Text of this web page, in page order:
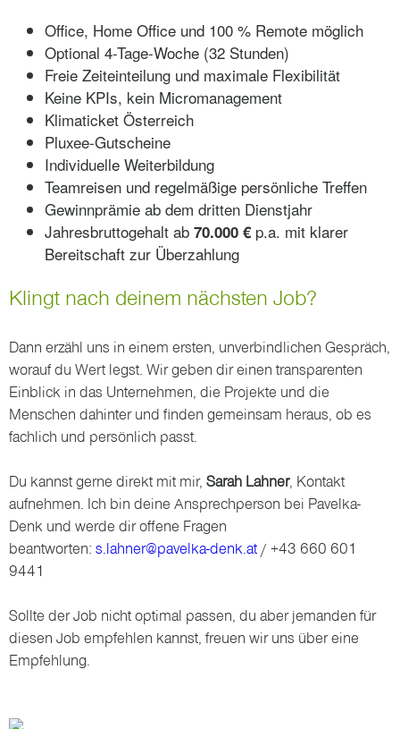
Office, Home Office und 100 % Remote möglich
Optional 4-Tage-Woche (32 Stunden)
Freie Zeiteinteilung und maximale Flexibilität
Keine KPIs, kein Micromanagement
Klimaticket Österreich
Pluxee-Gutscheine
Individuelle Weiterbildung
Teamreisen und regelmäßige persönliche Treffen
Gewinnprämie ab dem dritten Dienstjahr
Jahresbruttogehalt ab 70.000 € p.a. mit klarer
Bereitschaft zur Überzahlung
Klingt nach deinem nächsten Job?
Dann erzähl uns in einem ersten, unverbindlichen Gespräch,
worauf du Wert legst. Wir geben dir einen transparenten
Einblick in das Unternehmen, die Projekte und die
Menschen dahinter und finden gemeinsam heraus, ob es
fachlich und persönlich passt.
Du kannst gerne direkt mit mir, Sarah Lahner, Kontakt
aufnehmen. Ich bin deine Ansprechperson bei Pavelka-
Denk und werde dir offene Fragen
beantworten: s.lahner@pavelka-denk.at / +43 660 601
9441
Sollte der Job nicht optimal passen, du aber jemanden für
diesen Job empfehlen kannst, freuen wir uns über eine
Empfehlung.